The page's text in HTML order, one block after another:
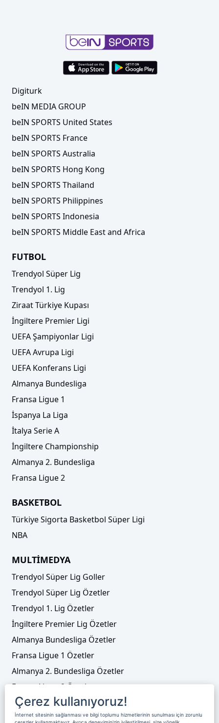
Digiturk
beIN MEDIA GROUP
beIN SPORTS United States
beIN SPORTS France
beIN SPORTS Australia
beIN SPORTS Hong Kong
beIN SPORTS Thailand
beIN SPORTS Philippines
beIN SPORTS Indonesia
beIN SPORTS Middle East and Africa
FUTBOL
Trendyol Süper Lig
Trendyol 1. Lig
Ziraat Türkiye Kupası
İngiltere Premier Ligi
UEFA Şampiyonlar Ligi
UEFA Avrupa Ligi
UEFA Konferans Ligi
Almanya Bundesliga
Fransa Ligue 1
İspanya La Liga
İtalya Serie A
İngiltere Championship
Almanya 2. Bundesliga
Fransa Ligue 2
BASKETBOL
Türkiye Sigorta Basketbol Süper Ligi
NBA
MULTİMEDYA
Trendyol Süper Lig Goller
Trendyol Süper Lig Özetler
Trendyol 1. Lig Özetler
İngiltere Premier Lig Özetler
Almanya Bundesliga Özetler
Fransa Ligue 1 Özetler
Almanya 2. Bundesliga Özetler
Fransa Ligue 2 Özetler
Tenis
Video Liste
Çerez kullanıyoruz!
İnternet sitesinin sağlanması ve bilgi toplumu hizmetlerinin sunulması için zorunlu